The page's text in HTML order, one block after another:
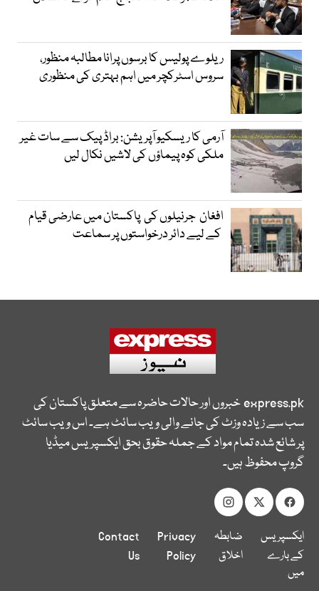
ریلوے پولیس کا برسوں پرانا مطالبہ منظور،
سروس اسٹرکچر میں اہم بہتری کی منظوری
آرمی کا ریسکیو آپریشن: براڈ پیک سے سات غیر
ملکی کوہ پیماؤں کی لاشیں نکال لیں
افغان جرنیلوں کی پاکستان میں عارضی قیام
کے لیے دائر درخواستوں پر سماعت
express.pkخبروں اور حالات حاضرہ سے متعلق پاکستان کی
سب سے زیادہ وزٹ کی جانے والی ویب سائٹ ہے۔ اس ویب سائٹ
پر شائع شدہ تمام مواد کے جملہ حقوق بحق ایکسپریس میڈیا
گروپ محفوظ ہیں۔
ایکسپریس
کے بارے
میں
ضابطہ
اخلاق
Privacy
Policy
Contact
Us